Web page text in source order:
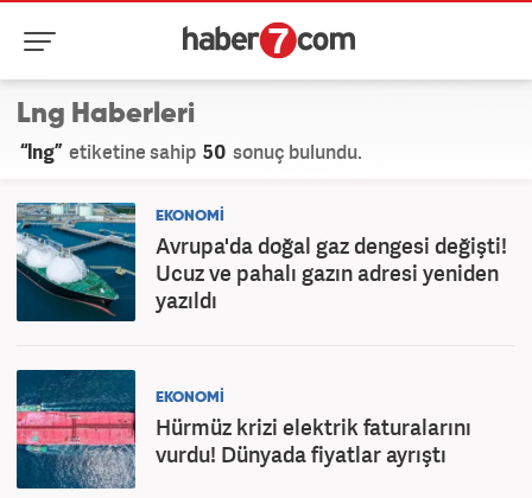
Lng Haberleri
“lng” etiketine sahip 50 sonuç bulundu.
EKONOMİ
Avrupa'da doğal gaz dengesi değişti!
Ucuz ve pahalı gazın adresi yeniden
yazıldı
EKONOMİ
Hürmüz krizi elektrik faturalarını
vurdu! Dünyada fiyatlar ayrıştı